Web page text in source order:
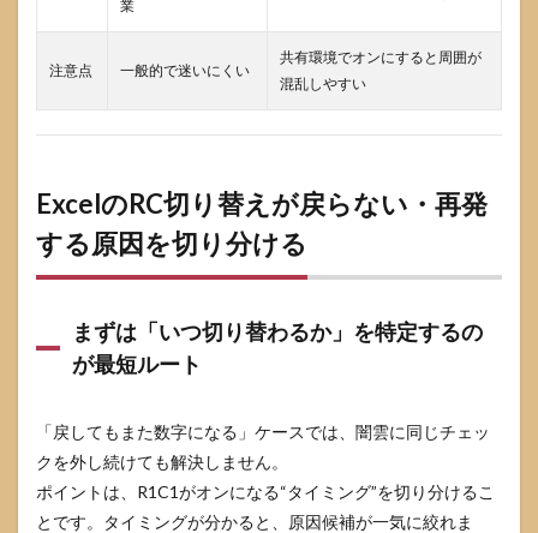
「最
A1へ
参考
情報
業
注意点 一般的で迷いにくい
共有環境でオンにすると周囲が
混乱しやすい
ExcelのRC切り替えが戻らない・再発
する原因を切り分ける
まずは「いつ切り替わるか」を特定するの
が最短ルート
「戻してもまた数字になる」ケースでは、闇雲に同じチェッ
クを外し続けても解決しません。
ポイントは、R1C1がオンになる“タイミング”を切り分けるこ
とです。タイミングが分かると、原因候補が一気に絞れま